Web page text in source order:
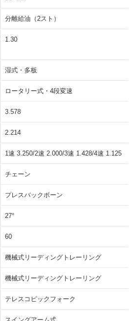
分離給油（2スト）
1.30
湿式・多板
ロータリー式・4段変速
3.578
2.214
1速 3.250/2速 2.000/3速 1.428/4速 1.125
チェーン
プレスバックボーン
27°
60
機械式リーディングトレーリング
機械式リーディングトレーリング
テレスコピックフォーク